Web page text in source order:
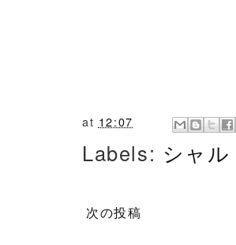
at 12:07
Labels: シャ
次の投稿